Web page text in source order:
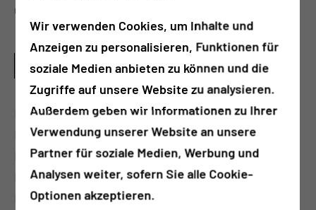
und Diabetesberatung) zusammen.
WAS SIND TÄTIGKEITSSCHWERPUNKTE DIESES
PFLEGEBEREICHS?
Die Kardiologie ist ein Teilgebiet der Inneren
Medizin, es werden akute Erkrankungen des
Herzens behandelt, es kann eine umfangreiche
Diagnostik und Behandlung von chronischen Herz-
Kreislauferkrankungen, wie zum Beispiel
Wir verwenden Cookies, um Inhalte und
Anzeigen zu personalisieren, Funktionen für
soziale Medien anbieten zu können und die
Zugriffe auf unsere Website zu analysieren.
Außerdem geben wir Informationen zu Ihrer
Verwendung unserer Website an unsere
Partner für soziale Medien, Werbung und
Analysen weiter, sofern Sie alle Cookie-
Optionen akzeptieren.